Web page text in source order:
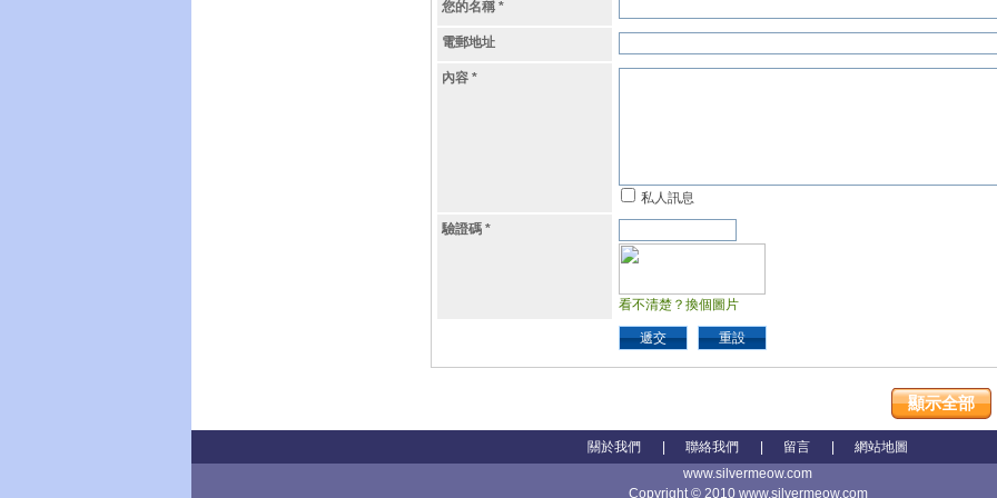
您的名稱 *
電郵地址
內容 *
私人訊息
驗證碼 *
看不清楚？換個圖片
遞交 重設
顯示全部
關於我們 聯絡我們 留言
網站地圖
www.silvermeow.com
Copyright © 2010 www.silvermeow.com